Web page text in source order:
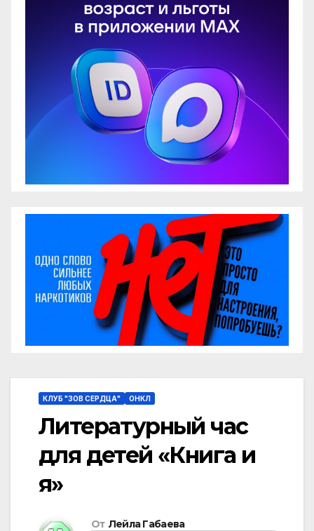
КЛУБ "ЗОВ СЕРДЦА" ОНКЛ
Литературный час
для детей «Книга и
я»
От Лейла Габаева